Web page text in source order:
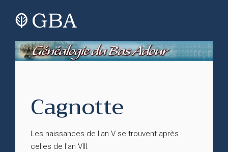
Cagnotte
Les naissances de l'an V se trouvent après
celles de l'an VIII.